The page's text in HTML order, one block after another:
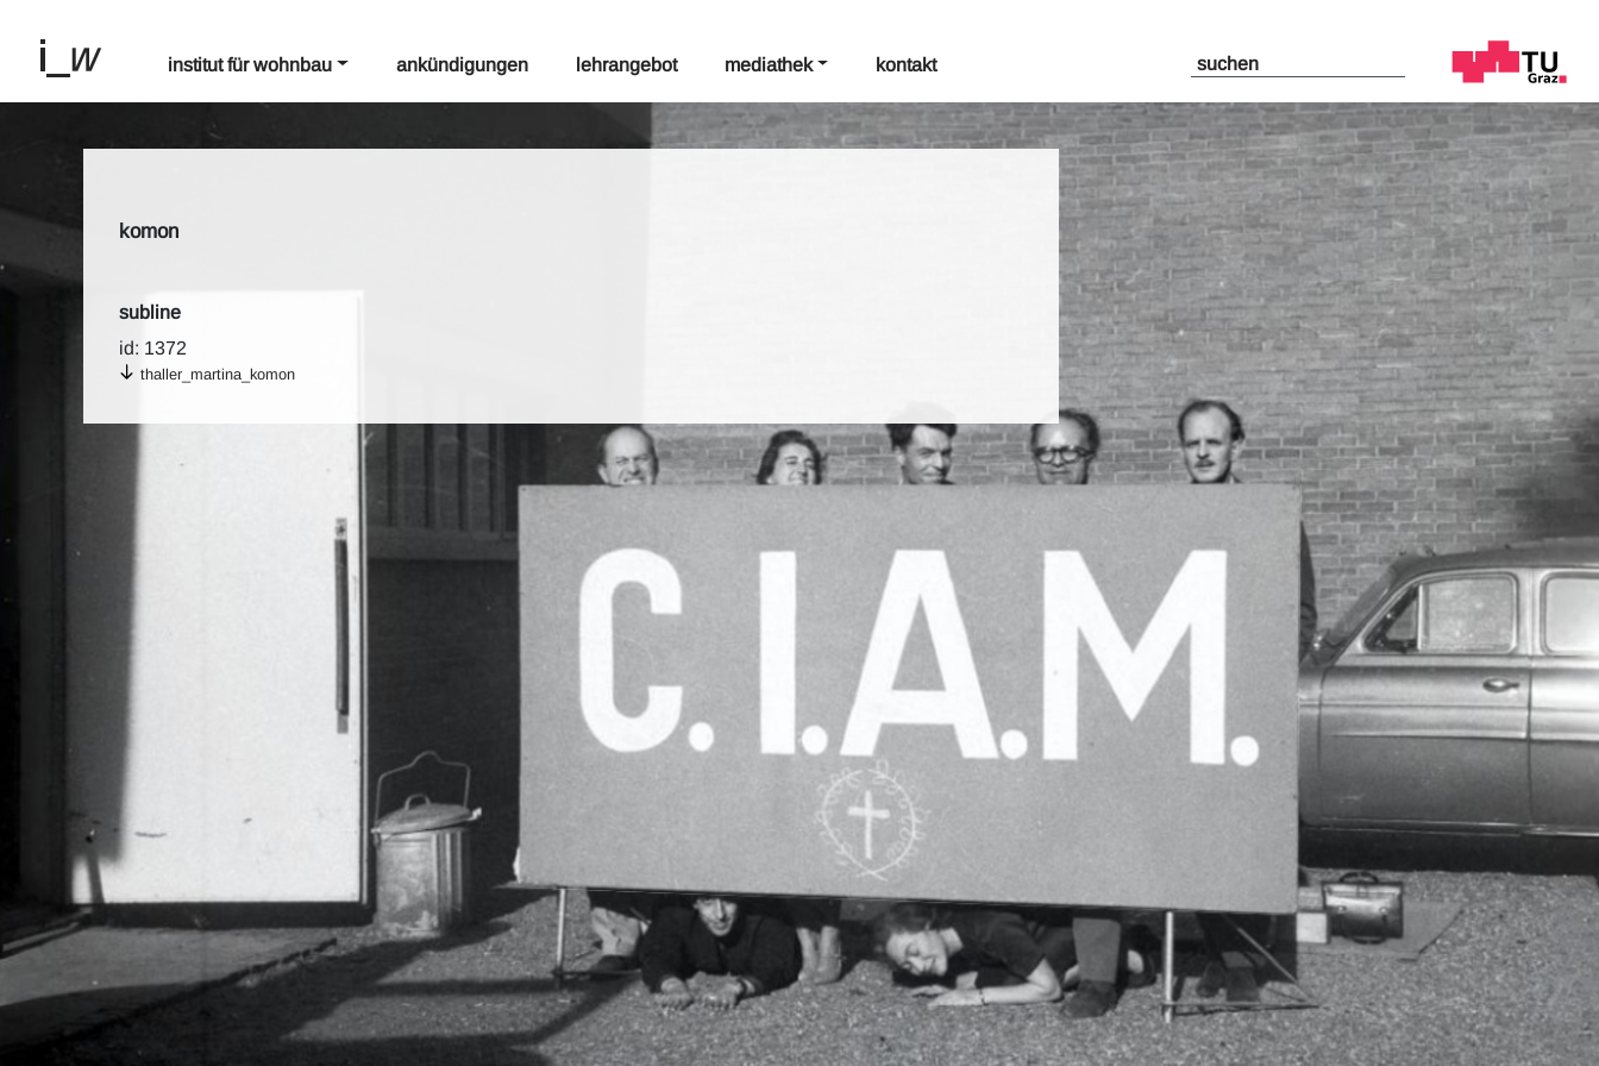
institut für wohnbau ankündigungen lehrangebot mediathek kontakt
komon
subline
id: 1372
thaller_martina_komon